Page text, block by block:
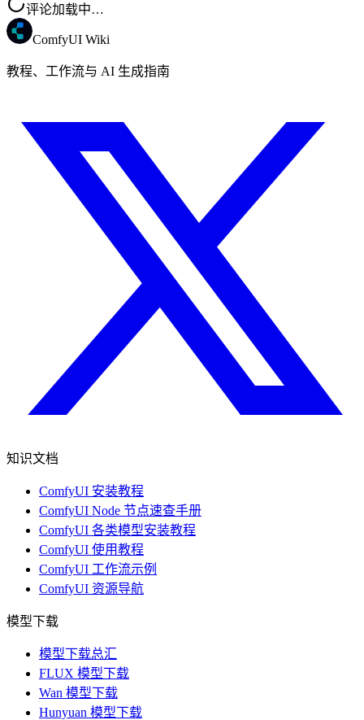
评论加载中…
ComfyUI Wiki
教程、工作流与 AI 生成指南
知识文档
ComfyUI 安装教程
ComfyUI Node 节点速查手册
ComfyUI 各类模型安装教程
ComfyUI 使用教程
ComfyUI 工作流示例
ComfyUI 资源导航
模型下载
模型下载总汇
FLUX 模型下载
Wan 模型下载
Hunyuan 模型下载